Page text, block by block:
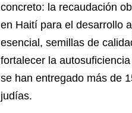
concreto: la recaudación
en Haití para el desarrollo
esencial, semillas de
fortalecer la
se han entregado más de
judías.